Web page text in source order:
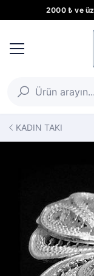
2000 ₺ ve
KADIN TAKI